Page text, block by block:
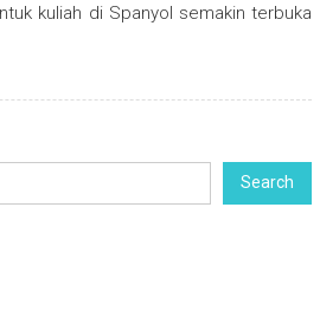
kuliah di Spanyol semakin terbuka
Search